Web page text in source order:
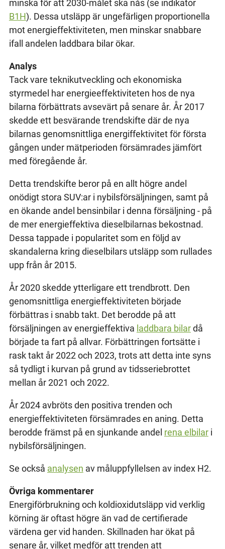
minska för att 2030-målet ska nås (se indikator
B1H). Dessa utsläpp är ungefärligen proportionella
mot energieffektiviteten, men minskar snabbare
ifall andelen laddbara bilar ökar.
Analys
Tack vare teknikutveckling och ekonomiska
styrmedel har energieeffektiviteten hos de nya
bilarna förbättrats avsevärt på senare år. År 2017
skedde ett besvärande trendskifte där de nya
bilarnas genomsnittliga energiffektivitet för första
gången under mätperioden försämrades jämfört
med föregående år.
Detta trendskifte beror på en allt högre andel
onödigt stora SUV:ar i nybilsförsäljningen, samt på
en ökande andel bensinbilar i denna försäljning - på
de mer energieffektiva dieselbilarnas bekostnad.
Dessa tappade i popularitet som en följd av
skandalerna kring dieselbilars utsläpp som rullades
upp från år 2015.
År 2020 skedde ytterligare ett trendbrott. Den
genomsnittliga energieffektiviteten började
förbättras i snabb takt. Det berodde på att
försäljningen av energieffektiva laddbara bilardå
började ta fart på allvar. Förbättringen fortsätte i
rask takt år 2022 och 2023, trots att detta inte syns
så tydligt i kurvan på grund av tidsseriebrottet
mellan år 2021 och 2022.
År 2024 avbröts den positiva trenden och
energieffektiviteten försämrades en aning. Detta
berodde främst på en sjunkande andel rena elbilari
nybilsförsäljningen.
Se också analysen av måluppfyllelsen av index H2.
Övriga kommentarer
Energiförbrukning och koldioxidutsläpp vid verklig
körning är oftast högre än vad de certifierade
värdena ger vid handen. Skillnaden har ökat på
senare år, vilket medför att trenden att